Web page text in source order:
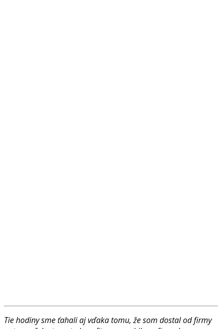
Tie hodiny sme ťahali aj vďaka tomu, že som dostal od firmy